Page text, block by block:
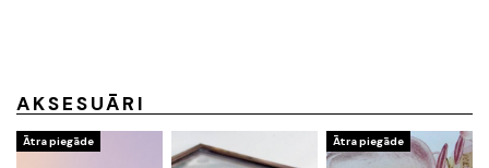
AKSESUĀRI
Ātra piegāde Ātra piegāde